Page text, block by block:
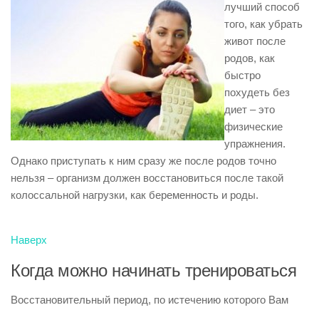
лучший способ
того, как убрать
живот после
родов, как
быстро
похудеть без
диет – это
физические
упражнения.
Однако приступать к ним сразу же после родов точно
нельзя – организм должен восстановиться после такой
колоссальной нагрузки, как беременность и роды.
Наверх
Когда можно начинать тренироваться
Восстановительный период, по истечению которого Вам